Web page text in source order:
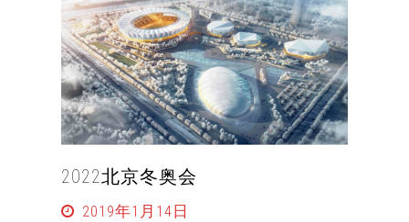
2022北京冬奥会
2019年1月14日